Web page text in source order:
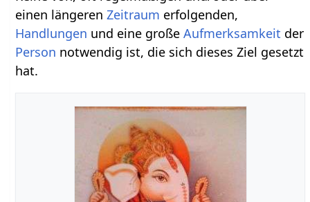
einen längerenZeitraum erfolgenden,
Handlungen und eine großeAufmerksamkeit der
Person notwendig ist, die sich dieses Ziel gesetzt
hat.